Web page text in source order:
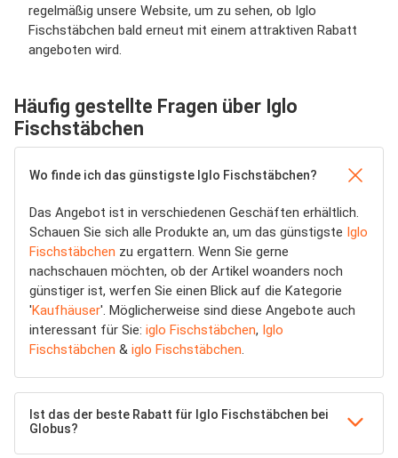
regelmäßig unsere Website, um zu sehen, ob Iglo
Fischstäbchen bald erneut mit einem attraktiven Rabatt
angeboten wird.
Häufig gestellte Fragen über Iglo
Fischstäbchen
Wo finde ich das günstigste Iglo Fischstäbchen?
Das Angebot ist in verschiedenen Geschäften erhältlich.
Schauen Sie sich alle Produkte an, um das günstigste Iglo
Fischstäbchen zu ergattern. Wenn Sie gerne
nachschauen möchten, ob der Artikel woanders noch
günstiger ist, werfen Sie einen Blick auf die Kategorie
'Kaufhäuser'. Möglicherweise sind diese Angebote auch
interessant für Sie: iglo Fischstäbchen, Iglo
Fischstäbchen & iglo Fischstäbchen
Ist das der beste Rabatt für Iglo Fischstäbchen bei
Globus?